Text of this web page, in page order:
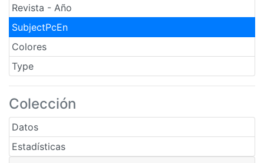
Revista - Año
SubjectPcEn
Colores
Type
Colección
Datos
Estadísticas